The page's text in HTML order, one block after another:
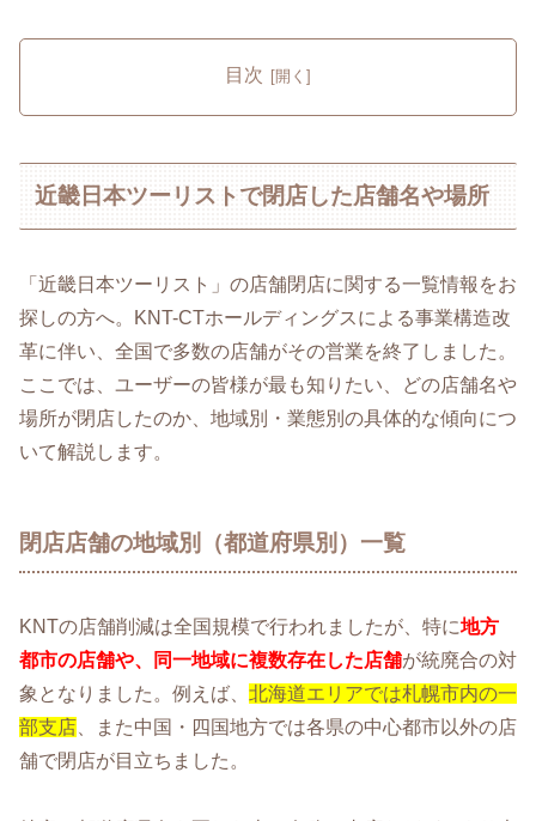
目次
近畿日本ツーリストで閉店した店舗名や場所
「近畿日本ツーリスト」の店舗閉店に関する一覧情報をお
探しの方へ。KNT-CTホールディングスによる事業構造改
革に伴い、全国で多数の店舗がその営業を終了しました。
ここでは、ユーザーの皆様が最も知りたい、どの店舗名や
場所が閉店したのか、地域別・業態別の具体的な傾向につ
いて解説します。
閉店店舗の地域別（都道府県別）一覧
KNTの店舗削減は全国規模で行われましたが、特に地方
都市の店舗や、同一地域に複数存在した店舗が統廃合の対
象となりました。例えば、 北海道エリアでは札幌市内の一
部支店 、また中国・四国地方では各県の中心都市以外の店
舗で閉店が目立ちました。